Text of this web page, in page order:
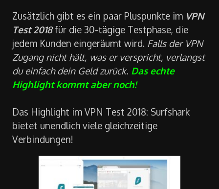
Zusätzlich gibt es ein paar Pluspunkte im VPN
Test 2018für die 30-tägige Testphase, die
jedem Kunden eingeräumt wird. Falls der VPN
Zugang nicht hält, was er verspricht, verlangst
du einfach dein Geld zurück. Das echte
Highlight kommt aber noch!
Das Highlight im VPN Test 2018: Surfshark
bietet unendlich viele gleichzeitige
Verbindungen!